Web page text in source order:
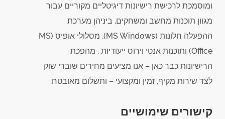
ומוסמכת לרכישת רישיונות דיגיטליים מקוריים עבור
מגוון תוכנות מחשב ומשחקים, ביניהן מערכת
ההפעלה חלונות (MS Windows), מסלולי אופיס (MS
Office) ותוכנות אנטי וירוס ייעודיות . מהפכת
הרישיונות כבר כאן – אנו מציעים מחירים שוברי שוק
לצד שירות מקיף, זמין ומקצועי – ותשלום מאובטח.
קישורים שימושיים